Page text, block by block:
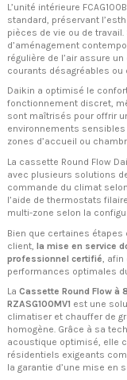
L’unité intérieure
standard, préservant
pièces de vie ou de
d’aménagement
régulière de l’air assure
courants désagréables ou
Daikin a optimisé le
fonctionnement discret,
sont maîtrisés pour offrir
environnements
zones d’accueil ou
La cassette Round Flow
avec plusieurs solutions
commande du climat
l’aide de thermostats
multi-zone selon la
Bien que certaines étapes
client, la mise en service
professionnel certifié ,
performances optimales
La Cassette Round Flow à
RZASG100MV1 est une
climatiser et chauffer de
homogène. Grâce à sa
acoustique optimisé, elle
résidentiels exigeants
la garantie d’une mise en